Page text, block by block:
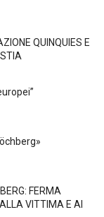
QUINQUIES E
FERMA
VITTIMA E AI